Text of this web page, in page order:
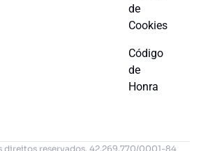
de
Cookies
Código
de
Honra
direitos reservados. 42.269.770/0001-84